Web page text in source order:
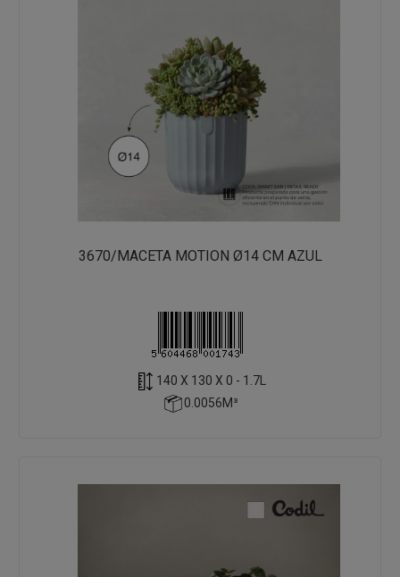
3670/MACETA MOTION Ø14 CM AZUL
140 X 130 X 0 - 1.7L
0.0056M³